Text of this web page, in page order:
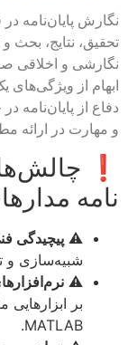
نگارش پایان‌نامه
تحقیق، نتایج، بحث
نگارشی و اخلاقی
ابهام از
دفاع از پایان‌نامه
و مهارت در ارائه
❗
نامه
⚠️ پیچیدگی
شبیه‌سازی
⚠️
MATLAB.